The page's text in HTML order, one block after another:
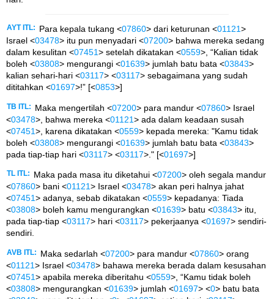
AYT ITL: Para kepala tukang <07860> dari keturunan <01121>
Israel <03478> itu pun menyadari <07200> bahwa mereka sedang
dalam kesulitan <07451> setelah dikatakan <0559>, “Kalian tidak
boleh <03808> mengurangi <01639> jumlah batu bata <03843>
kalian sehari-hari <03117> <03117> sebagaimana yang sudah
dititahkan <01697>!” [<0853>]
TB ITL: Maka mengertilah <07200> para mandur <07860> Israel
<03478>, bahwa mereka <01121> ada dalam keadaan susah
<07451>, karena dikatakan <0559> kepada mereka: "Kamu tidak
boleh <03808> mengurangi <01639> jumlah batu bata <03843>
pada tiap-tiap hari <03117> <03117>." [<01697>]
TL ITL: Maka pada masa itu diketahui <07200> oleh segala mandur
<07860> bani <01121> Israel <03478> akan peri halnya jahat
<07451> adanya, sebab dikatakan <0559> kepadanya: Tiada
<03808> boleh kamu mengurangkan <01639> batu <03843> itu,
pada tiap-tiap <03117> hari <03117> pekerjaanya <01697> sendiri-
sendiri.
AVB ITL: Maka sedarlah <07200> para mandur <07860> orang
<01121> Israel <03478> bahawa mereka berada dalam kesusahan
<07451> apabila mereka diberitahu <0559>, “Kamu tidak boleh
<03808> mengurangkan <01639> jumlah <01697> <0> batu bata